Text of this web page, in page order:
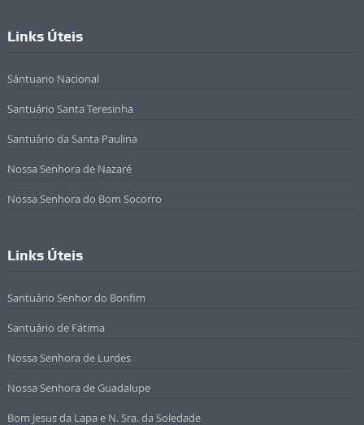
Links Úteis
Sántuario Nacional
Santuário Santa Teresinha
Santuário da Santa Paulina
Nossa Senhora de Nazaré
Nossa Senhora do Bom Socorro
Links Úteis
Santuário Senhor do Bonfim
Santuário de Fátima
Nossa Senhora de Lurdes
Nossa Senhora de Guadalupe
Bom Jesus da Lapa e N. Sra. da Soledade